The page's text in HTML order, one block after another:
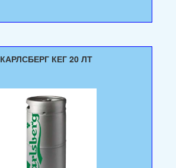
КАРЛСБЕРГ КЕГ 20 ЛТ